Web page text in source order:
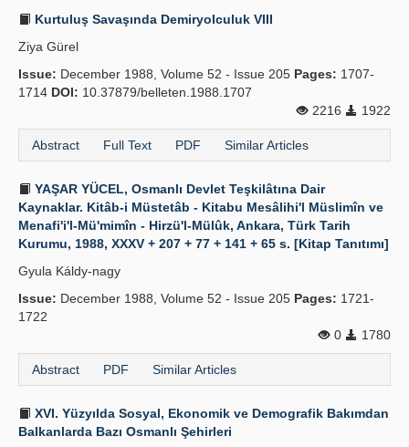
Kurtuluş Savaşında Demiryolculuk VIII
Ziya Gürel
Issue: December 1988, Volume 52 - Issue 205 Pages: 1707-
1714 DOI: 10.37879/belleten.1988.1707
2216
1922
Abstract Full Text PDF Similar Articles
YAŞAR YÜCEL, Osmanlı Devlet Teşkilâtına Dair
Kaynaklar. Kitâb-i Müstetâb - Kitabu Mesâlihi'l Müslimîn ve
Menafi'i'l-Mü'mimîn - Hirzü'l-Mülûk, Ankara, Türk Tarih
Kurumu, 1988, XXXV + 207 + 77 + 141 + 65 s. [Kitap Tanıtımı]
Gyula Káldy-nagy
Issue: December 1988, Volume 52 - Issue 205 Pages: 1721-
1722
0
1780
Abstract PDF Similar Articles
XVI. Yüzyılda Sosyal, Ekonomik ve Demografik Bakımdan
Balkanlarda Bazı Osmanlı Şehirleri